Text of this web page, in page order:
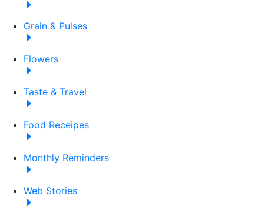
Grain & Pulses
Flowers
Taste & Travel
Food Receipes
Monthly Reminders
Web Stories